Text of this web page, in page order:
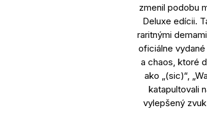
zmenil podobu
Deluxe edícii.
raritnými
oficiálne vydané
a chaos, ktoré
ako „(sic)“,
katapultovali
vylepšený